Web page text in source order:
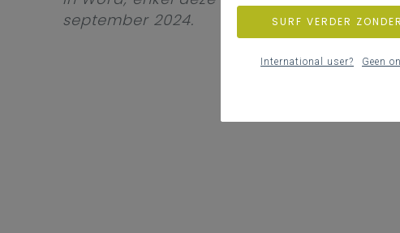
september 2024.
SURF VERDER
International user? Geen